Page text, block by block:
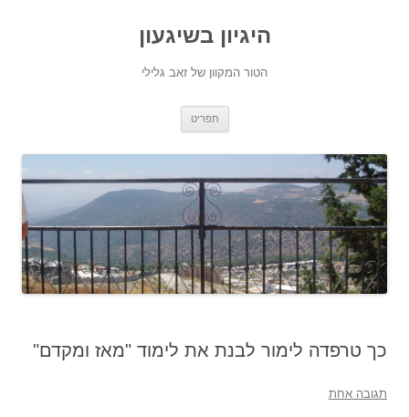
היגיון בשיגעון
הטור המקוון של זאב גלילי
תפריט
כך טרפדה לימור לבנת את לימוד "מאז ומקדם"
תגובה אחת